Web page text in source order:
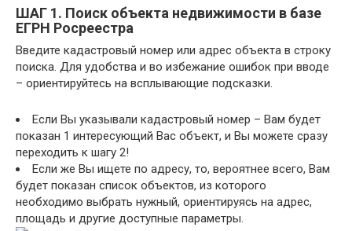
ШАГ 1. Поиск объекта недвижимости в базе
ЕГРН Росреестра
Введите кадастровый номер или адрес объекта в строку
поиска. Для удобства и во избежание ошибок при вводе
– ориентируйтесь на всплывающие подсказки.
Если Вы указывали кадастровый номер – Вам будет
показан 1 интересующий Вас объект, и Вы можете сразу
переходить к шагу 2!
Если же Вы ищете по адресу, то, вероятнее всего, Вам
будет показан список объектов, из которого
необходимо выбрать нужный, ориентируясь на адрес,
площадь и другие доступные параметры.